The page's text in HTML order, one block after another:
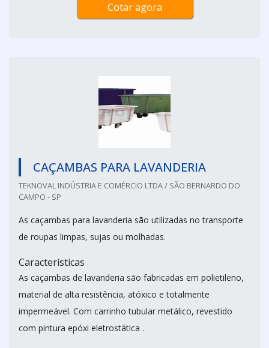
Cotar agora
CAÇAMBAS PARA LAVANDERIA
TEKNOVAL INDÚSTRIA E COMÉRCIO LTDA / SÃO BERNARDO DO
CAMPO - SP
As caçambas para lavanderia são utilizadas no transporte
de roupas limpas, sujas ou molhadas.
Características
As caçambas de lavanderia são fabricadas em polietileno,
material de alta resistência, atóxico e totalmente
impermeável. Com carrinho tubular metálico, revestido
com pintura epóxi eletrostática .